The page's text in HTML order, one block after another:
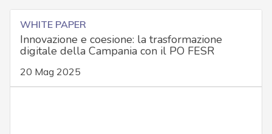
WHITE PAPER
Innovazione e coesione: la trasformazione
digitale della Campania con il PO FESR
20 Mag 2025